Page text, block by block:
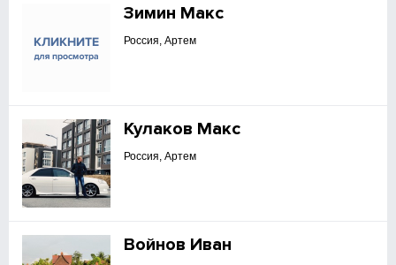
Зимин Макс
Россия, Артем
Кулаков Макс
Россия, Артем
Войнов Иван